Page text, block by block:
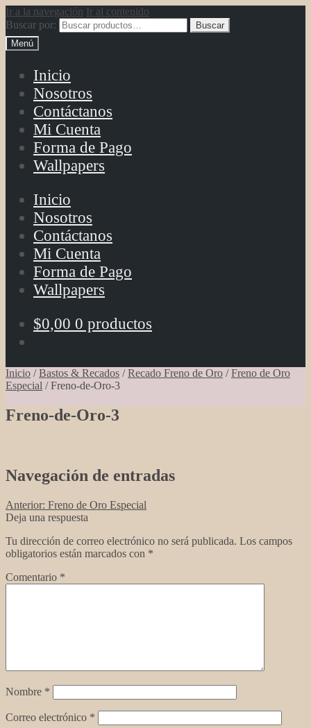
Ir a la navegación Ir al contenido
Buscar por:
Buscar
Menú
Inicio
Nosotros
Contáctanos
Mi Cuenta
Forma de Pago
Wallpapers
Inicio
Nosotros
Contáctanos
Mi Cuenta
Forma de Pago
Wallpapers
$0,00 0 productos
Inicio /Bastos & Recados /Recado Freno de Oro /Freno de Oro
Especial /Freno-de-Oro-3
Freno-de-Oro-3
Navegación de entradas
Anterior: Freno de Oro Especial
Deja una respuesta
Tu dirección de correo electrónico no será publicada. Los campos
obligatorios están marcados con *
Comentario *
Nombre *
Correo electrónico *